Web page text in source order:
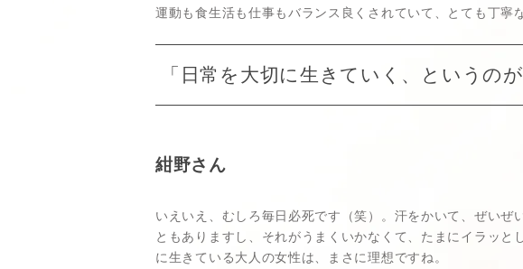
運動も食生活も仕事もバランス良くされていて、とても丁寧
「日常を大切に生きていく、というの
紺野さん
いえいえ、むしろ毎日必死です（笑）。汗をかいて、ぜい
ともありますし、それがうまくいかなくて、たまにイラッ
に生きている大人の女性は、まさに理想ですね。